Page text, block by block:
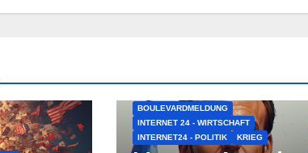
BOULEVARDMELDUNG
INTERNET 24 - WIRTSCHAFT
INTERNET24 - POLITIK
KRIEG